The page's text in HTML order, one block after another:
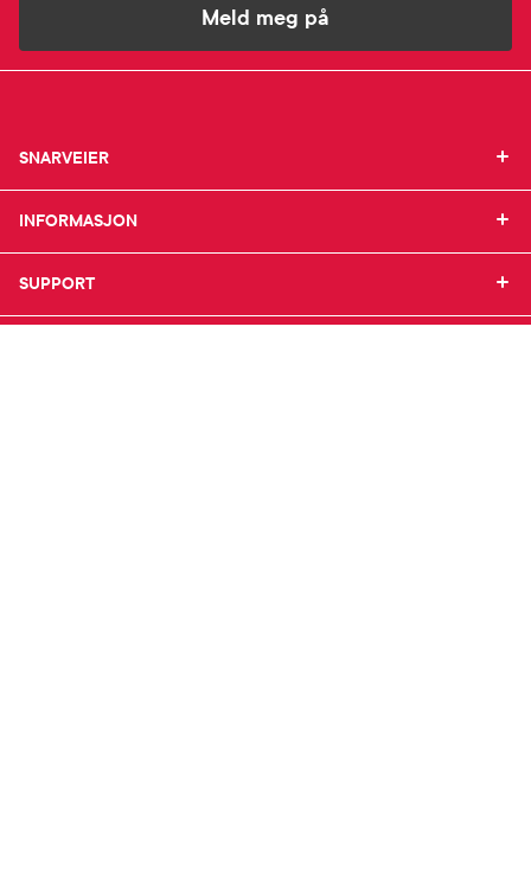
Meld meg på
SNARVEIER
SNARVEIER
Mine favoritter
Mine resepter
Resepthistorikk
INFORMASJON
INFORMASJON
Jobb hos oss
Pressekontakt
SUPPORT
SUPPORT
Kontakt oss